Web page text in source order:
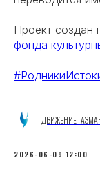
Проект создан
фонда
ДВИЖЕНИЕ
2026-06-09 12:00